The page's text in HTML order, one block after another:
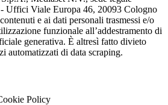
Uffici Viale Europa 46, 20093 Cologno
e ai dati personali trasmessi e/o
funzionale all’addestramento di
generativa. È altresì fatto divieto
automatizzati di data scraping.
Policy